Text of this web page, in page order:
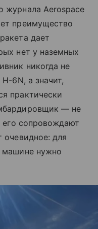
журнала Aerospace
преимущество
дает
нет у наземных
никогда не
6N, а значит,
практически
— не
его сопровождают
очевидное: для
машине нужно